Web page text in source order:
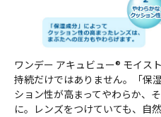
ワンデー アキュビュー® モイス
持続だけではありません。「保
ション性が高まってやわらか、
に。レンズをつけていても、自